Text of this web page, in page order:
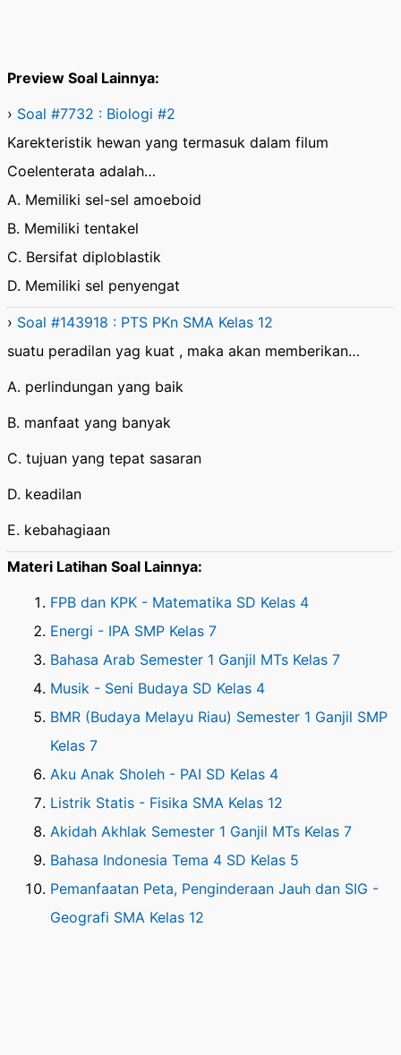
Preview Soal Lainnya:
› Soal #7732 : Biologi #2
Karekteristik hewan yang termasuk dalam filum
Coelenterata adalah…
A. Memiliki sel-sel amoeboid
B. Memiliki tentakel
C. Bersifat diploblastik
D. Memiliki sel penyengat
› Soal #143918 : PTS PKn SMA Kelas 12
suatu peradilan yag kuat , maka akan memberikan…
A. perlindungan yang baik
B. manfaat yang banyak
C. tujuan yang tepat sasaran
D. keadilan
E. kebahagiaan
Materi Latihan Soal Lainnya:
FPB dan KPK - Matematika SD Kelas 4
Energi - IPA SMP Kelas 7
Bahasa Arab Semester 1 Ganjil MTs Kelas 7
Musik - Seni Budaya SD Kelas 4
BMR (Budaya Melayu Riau) Semester 1 Ganjil SMP
Kelas 7
Aku Anak Sholeh - PAI SD Kelas 4
Listrik Statis - Fisika SMA Kelas 12
Akidah Akhlak Semester 1 Ganjil MTs Kelas 7
Bahasa Indonesia Tema 4 SD Kelas 5
Pemanfaatan Peta, Penginderaan Jauh dan SIG -
Geografi SMA Kelas 12